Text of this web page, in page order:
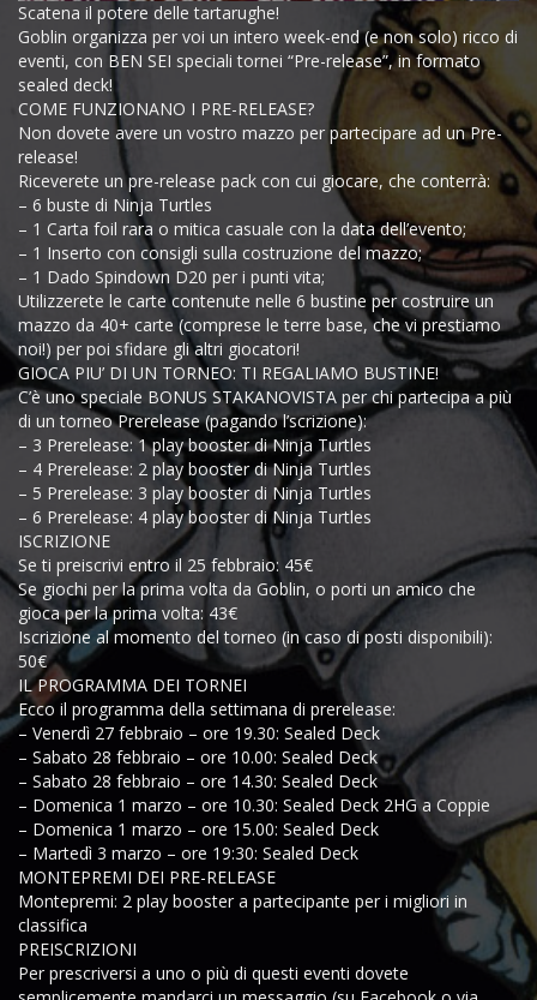
Scatena il potere delle tartarughe!
Goblin organizza per voi un intero week-end (e non solo) ricco di
eventi, con BEN SEI speciali tornei “Pre-release”, in formato
sealed deck!
COME FUNZIONANO I PRE-RELEASE?
Non dovete avere un vostro mazzo per partecipare ad un Pre-
release!
Riceverete un pre-release pack con cui giocare, che conterrà:
– 6 buste di Ninja Turtles
– 1 Carta foil rara o mitica casuale con la data dell’evento;
– 1 Inserto con consigli sulla costruzione del mazzo;
– 1 Dado Spindown D20 per i punti vita;
Utilizzerete le carte contenute nelle 6 bustine per costruire un
mazzo da 40+ carte (comprese le terre base, che vi prestiamo
noi!) per poi sfidare gli altri giocatori!
GIOCA PIU’ DI UN TORNEO: TI REGALIAMO BUSTINE!
C’è uno speciale BONUS STAKANOVISTA per chi partecipa a più
di un torneo Prerelease (pagando l’scrizione):
– 3 Prerelease: 1 play booster di Ninja Turtles
– 4 Prerelease: 2 play booster di Ninja Turtles
– 5 Prerelease: 3 play booster di Ninja Turtles
– 6 Prerelease: 4 play booster di Ninja Turtles
ISCRIZIONE
Se ti preiscrivi entro il 25 febbraio: 45€
Se giochi per la prima volta da Goblin, o porti un amico che
gioca per la prima volta: 43€
Iscrizione al momento del torneo (in caso di posti disponibili):
50€
IL PROGRAMMA DEI TORNEI
Ecco il programma della settimana di prerelease:
– Venerdì 27 febbraio – ore 19.30: Sealed Deck
– Sabato 28 febbraio – ore 10.00: Sealed Deck
– Sabato 28 febbraio – ore 14.30: Sealed Deck
– Domenica 1 marzo – ore 10.30: Sealed Deck 2HG a Coppie
– Domenica 1 marzo – ore 15.00: Sealed Deck
– Martedì 3 marzo – ore 19:30: Sealed Deck
MONTEPREMI DEI PRE-RELEASE
Montepremi: 2 play booster a partecipante per i migliori in
classifica
PREISCRIZIONI
Per prescriversi a uno o più di questi eventi dovete